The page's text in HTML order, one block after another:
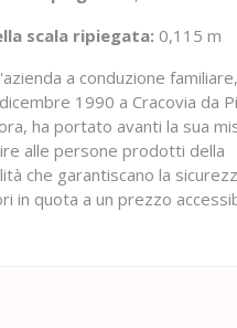
scala ripiegata: 0,115 m
a conduzione familiare,
1990 a Cracovia da
ha portato avanti la sua
alle persone prodotti della
che garantiscano la
in quota a un prezzo